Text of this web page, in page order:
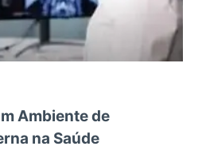
Ambiente de
na Saúde